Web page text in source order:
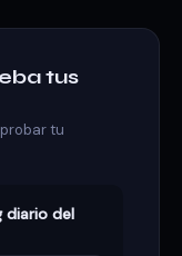
tus
tu
diario del